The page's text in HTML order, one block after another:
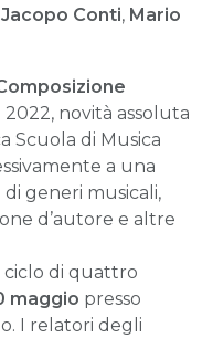
Jacopo Conti, Mario
novità assoluta
Scuola di Musica
a una
generi musicali,
d’autore e altre
ciclo di quattro
maggio presso
I relatori degli